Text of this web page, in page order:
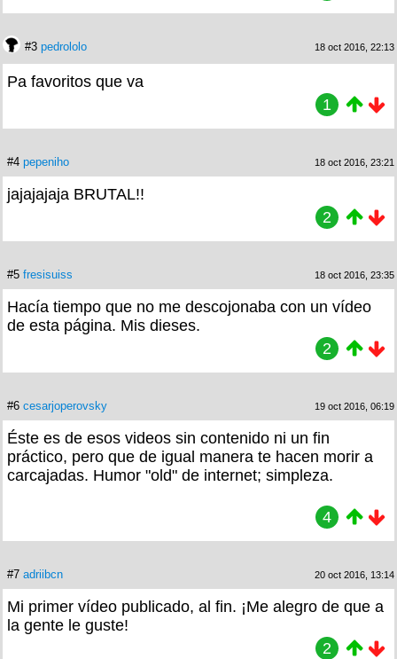
#3 pedrololo 18 oct 2016, 22:13
Pa favoritos que va
1
#4 pepeniho 18 oct 2016, 23:21
jajajajaja BRUTAL!!
2
#5 fresisuiss 18 oct 2016, 23:35
Hacía tiempo que no me descojonaba con un vídeo
de esta página. Mis dieses.
2
#6 cesarjoperovsky 19 oct 2016, 06:19
Éste es de esos videos sin contenido ni un fin
práctico, pero que de igual manera te hacen morir a
carcajadas. Humor "old" de internet; simpleza.
4
#7 adriibcn 20 oct 2016, 13:14
Mi primer vídeo publicado, al fin. ¡Me alegro de que a
la gente le guste!
2